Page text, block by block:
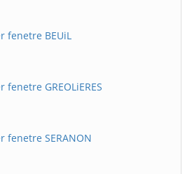
fenetre BEUiL
GREOLiERES
fenetre SERANON